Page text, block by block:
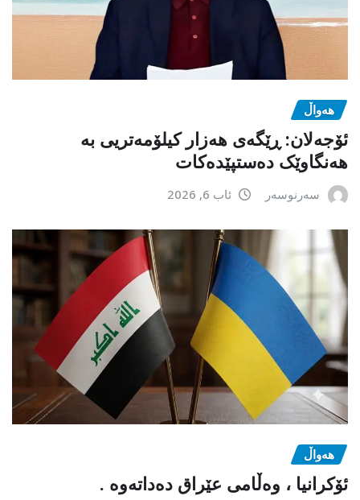
هەواڵ
ئۆجەلان: ڕێگەی هەزار کیلۆمەتریی بە
هەنگاوێک دەستپێدەکات
سەرنوسەر ئاب 6, 2026
هەواڵ
ئۆکرانیا ، وەڵامی عێراق دەداتەوە .